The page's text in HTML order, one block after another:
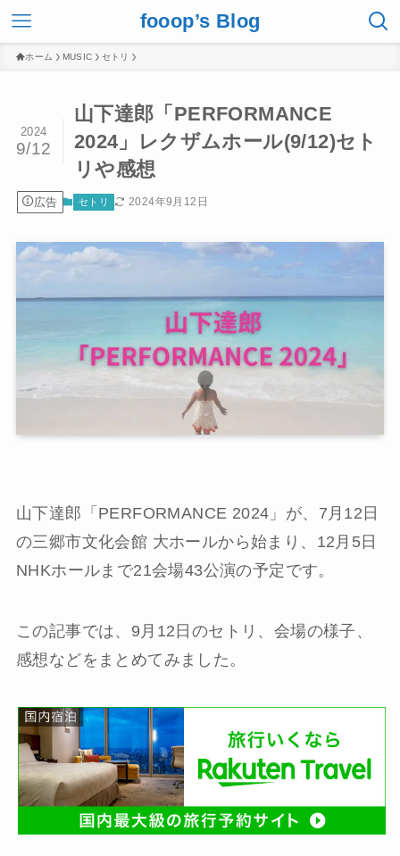
fooop’s Blog
ホーム MUSIC セトリ
山下達郎「PERFORMANCE
2024」レクザムホール(9/12)セト
リや感想
2024
9/12
広告 セトリ 2024年9月12日
山下達郎「PERFORMANCE 2024」が、7月12日
の三郷市文化会館 大ホールから始まり、12月5日
NHKホールまで21会場43公演の予定です。
この記事では、9月12日のセトリ、会場の様子、
感想などをまとめてみました。